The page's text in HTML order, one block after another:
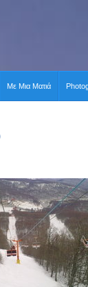
Με Μια Ματιά